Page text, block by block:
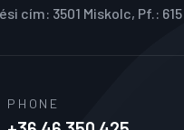
cím: 3501 Miskolc, Pf.: 615
PHONE